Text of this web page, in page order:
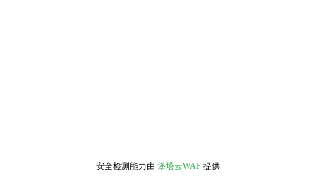
安全检测能力由 堡塔云WAF 提供